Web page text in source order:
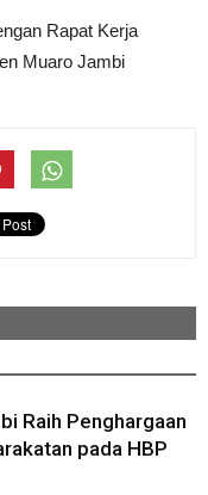
Rapat Kerja
Muaro Jambi
Raih Penghargaan
pada HBP